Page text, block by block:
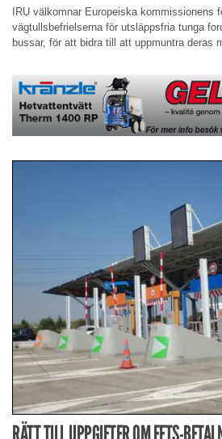
IRU välkomnar Europeiska kommissionens
vägtullsbefrielserna för utsläppsfria tunga
bussar, för att bidra till att uppmuntra deras